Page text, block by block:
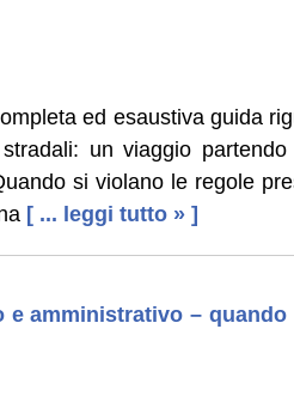
ed esaustiva guida
un viaggio
si violano le regole
[ ... leggi tutto » ]
amministrativo – quando